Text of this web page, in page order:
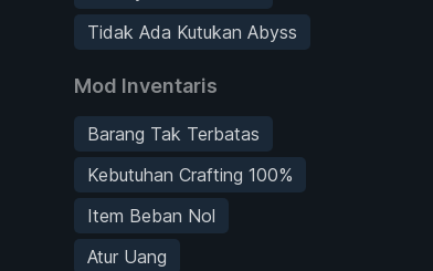
Tidak Ada Kutukan Abyss
Mod Inventaris
Barang Tak Terbatas
Kebutuhan Crafting 100%
Item Beban Nol
Atur Uang